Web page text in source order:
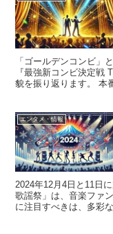
「ゴールデンコンビ」
『最強新コンビ決定戦
貌を振り返ります。 本
エンタメ・情報
2024年12月4日と11日
歌謡祭」は、音楽ファ
に注目すべきは、多彩